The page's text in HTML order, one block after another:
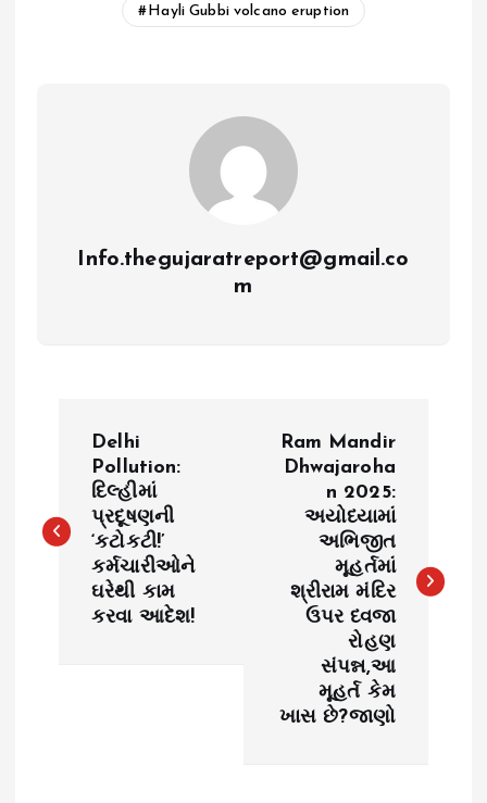
Hayli Gubbi volcano eruption
Info.thegujaratreport@gmail.co
m
s
Delhi
Pollution:
દિલ્હીમાં
પ્રદૂષણની
‘કટોકટી!’
કર્મચારીઓને
ઘરેથી કામ
કરવા આદેશ!
Ram Mandir
Dhwajaroha
n 2025:
અયોધ્યામાં
અભિજીત
મૂહર્તમાં
શ્રીરામ મંદિર
ઉપર ધ્વજા
રોહણ
સંપન્ન,આ
મૂહર્ત કેમ
ખાસ છે?જાણો